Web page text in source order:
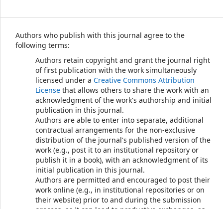
Authors who publish with this journal agree to the
following terms:
Authors retain copyright and grant the journal right
of first publication with the work simultaneously
licensed under a Creative Commons Attribution
License that allows others to share the work with an
acknowledgment of the work's authorship and initial
publication in this journal.
Authors are able to enter into separate, additional
contractual arrangements for the non-exclusive
distribution of the journal's published version of the
work (e.g., post it to an institutional repository or
publish it in a book), with an acknowledgment of its
initial publication in this journal.
Authors are permitted and encouraged to post their
work online (e.g., in institutional repositories or on
their website) prior to and during the submission